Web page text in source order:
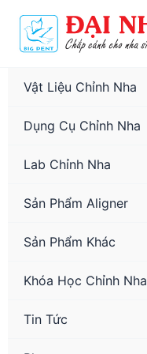
Vật Liệu Chỉnh Nha
Dụng Cụ Chỉnh Nha
Lab Chỉnh Nha
Sản Phẩm Aligner
Sản Phẩm Khác
Khóa Học Chỉnh Nha
Tin Tức